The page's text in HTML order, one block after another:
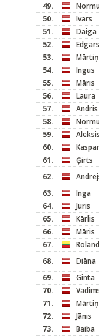
49.
50.
Ivars
51.
Daiga
52.
Edgars
53.
54.
Ingus
55.
Māris
56.
Laura
57.
Andris
58.
59.
Aleksis
60.
61.
Ģirts
62.
63.
Inga
64.
Juris
65.
Kārlis
66.
Māris
67.
68.
Diāna
69.
Ginta
70.
71.
72.
Jānis
73.
Baiba